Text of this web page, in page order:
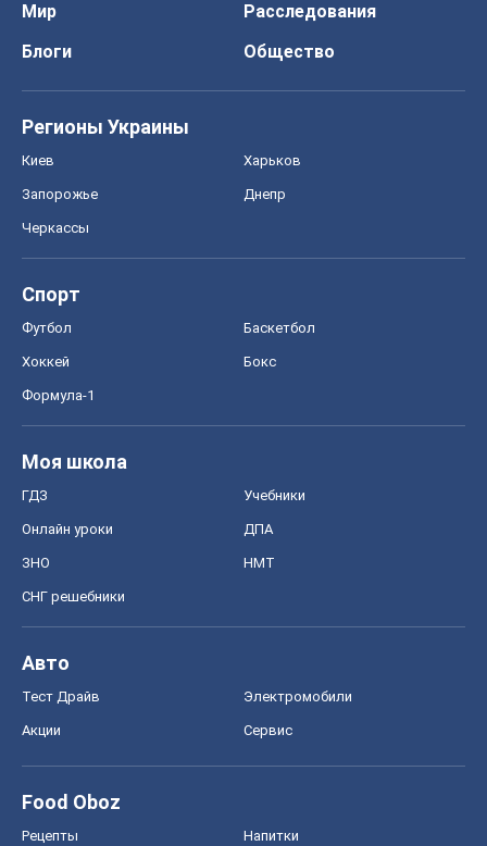
Мир
Расследования
Блоги
Общество
Регионы Украины
Киев Харьков
Запорожье Днепр
Черкассы
Спорт
Футбол Баскетбол
Хоккей Бокс
Формула-1
Моя школа
ГДЗ Учебники
Онлайн уроки ДПА
ЗНО НМТ
СНГ решебники
Авто
Тест Драйв Электромобили
Акции Сервис
Food Oboz
Рецепты Напитки